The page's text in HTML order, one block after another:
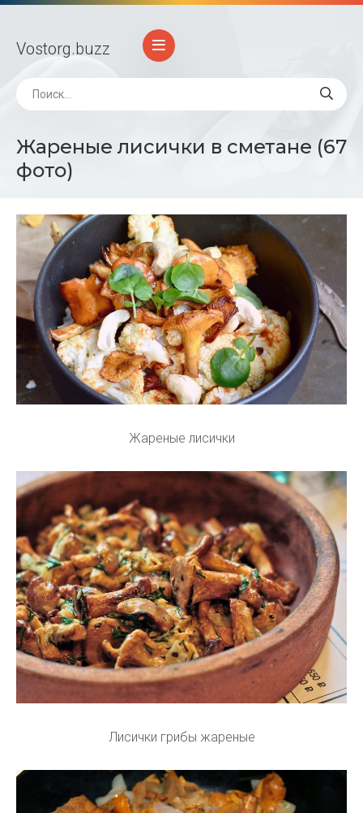
Vostorg.buzz
Жареные лисички в сметане (67
фото)
Жареные лисички
Лисички грибы жареные